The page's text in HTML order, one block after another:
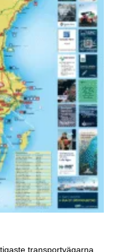
transportvägarna